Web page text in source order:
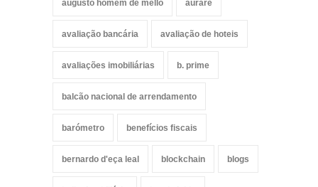
augusto homem de mello aurare
avaliação bancária avaliação de hoteis
avaliações imobiliárias b. prime
balcão nacional de arrendamento
barómetro benefícios fiscais
bernardo d'eça leal blockchain blogs